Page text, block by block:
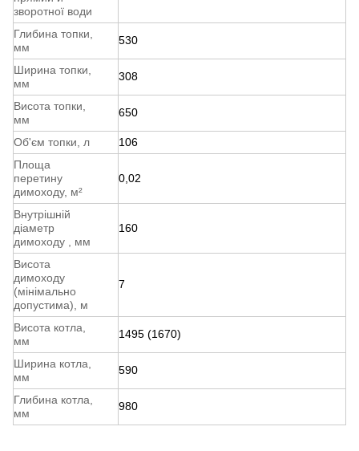
зворотної води
Глибина топки,
мм
530
Ширина топки,
мм
308
Висота топки,
мм
650
Об'єм топки, л
106
Площа
перетину
димоходу, м²
0,02
Внутрішній
діаметр
димоходу , мм
160
Висота
димоходу
(мінімально
допустима), м
7
Bисота котла,
мм
1495 (1670)
Ширина котла,
мм
590
Глибина котла,
мм
980